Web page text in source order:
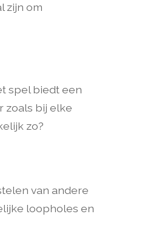
zijn om
spel biedt een
zoals bij elke
zo?
van andere
loopholes en